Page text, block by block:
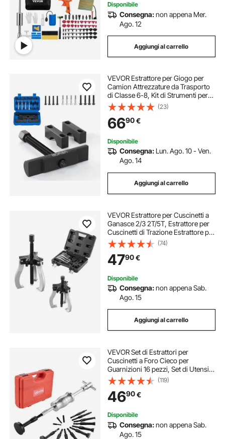
Disponibile
Consegna:non appena Mer.
Ago. 12
Aggiungi al carrello
VEVOR Estrattore per Giogo per
Camion Attrezzature da Trasporto
di Classe 6-8, Kit di Strumenti per
Rimozione del Giogo per Impieghi
Gravosi, Kit di Estrazione
Automobilistica
(23)
6690€
Disponibile
Consegna: Lun. Ago. 10 - Ven.
Ago. 14
Aggiungi al carrello
VEVOR Estrattore per Cuscinetti a
Ganasce 2/3 2T/5T, Estrattore per
Cuscinetti di Trazione Estrattore per
Mozzo Ruota in Acciaio Apertura
76,2 mm 177,8 mm per Rimozione
di Manutenzione di Ingranaggi
(74)
4790€
Disponibile
Consegna:non appena Sab.
Ago. 15
Aggiungi al carrello
VEVOR Set di Estrattori per
Cuscinetti a Foro Cieco per
Guarnizioni 16 pezzi, Set di Utensili
per Rimozione con Inserto Pilota a
Martello Scorrevole, 10 Pinze di
Serraggio Divise Controsupporto
(119)
4690€
Disponibile
Consegna:non appena Sab.
Ago. 15